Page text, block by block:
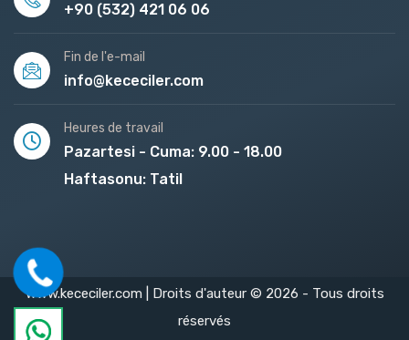
+90 (532) 421 06 06
Fin de l'e-mail
info@kececiler.com
Heures de travail
Pazartesi - Cuma: 9.00 - 18.00
Haftasonu: Tatil
www.kececiler.com | Droits d'auteur © 2026 - Tous droits
réservés